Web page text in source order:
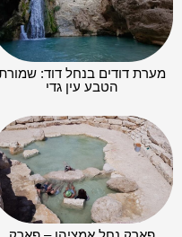
מערת דודים בנחל דוד:
הטבע עין גדי